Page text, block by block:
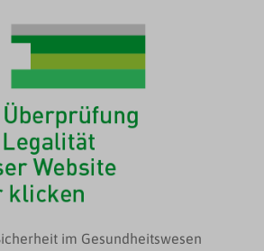
im Gesundheitswesen